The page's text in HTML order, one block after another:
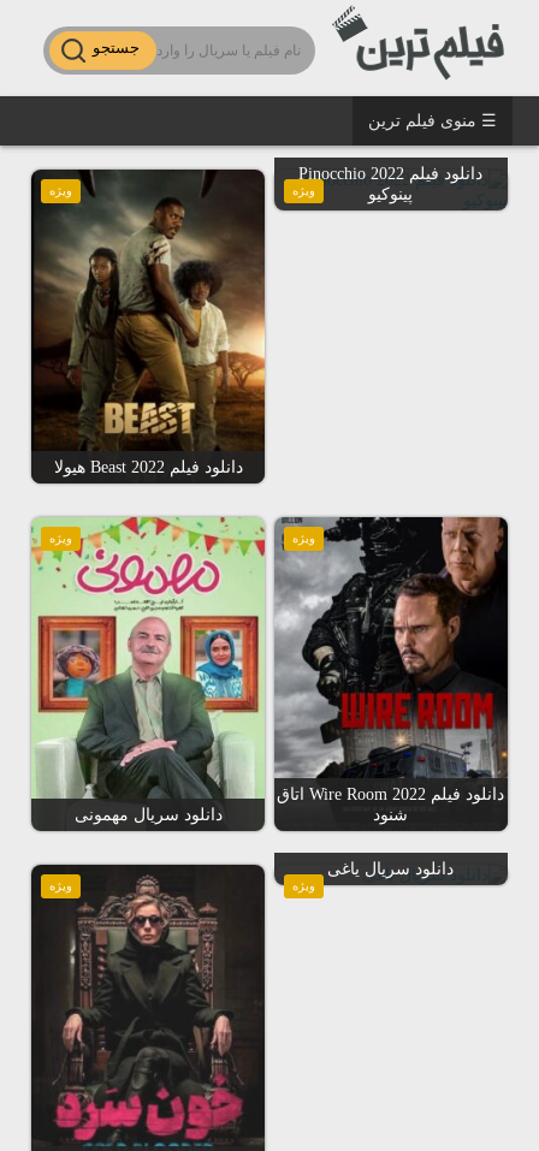
جستجو
☰ منوی فیلم ترین
ویژه
دانلود فیلم Pinocchio 2022
پینوکیو
ویژه
دانلود فیلم Beast 2022 هیولا
ویژه
دانلود فیلم Wire Room 2022 اتاق
شنود
ویژه
دانلود سریال مهمونی
ویژه
دانلود سریال یاغی
ویژه